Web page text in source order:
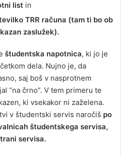
list in
TRR računa (tam ti bo ob
zaslužek).
študentska napotnica, ki jo je
dela. Nujno je, da
saj boš v nasprotnem
“na črno”. V tem primeru te
ki vsekakor ni zaželena.
v študentski servis naročiš po
študentskega servisa,
servisa.